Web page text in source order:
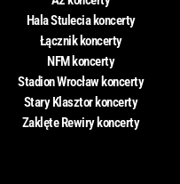
Hala Stulecia koncerty
Łącznik koncerty
NFM koncerty
Stadion Wrocław koncerty
Stary Klasztor koncerty
Zaklęte Rewiry koncerty